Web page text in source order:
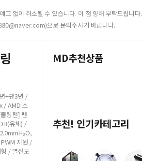
없이 취소될 수 있습니다. 이 점 양해 부탁드립니다.
으로 문의주시기 바랍니다.
+팬3년 /
/ AMD 소
링팬] 팬
유체) /
지원 /
/ 열전도
MD추천상품
추천! 인기카테고리